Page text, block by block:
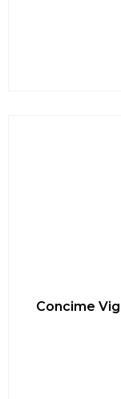
Concime